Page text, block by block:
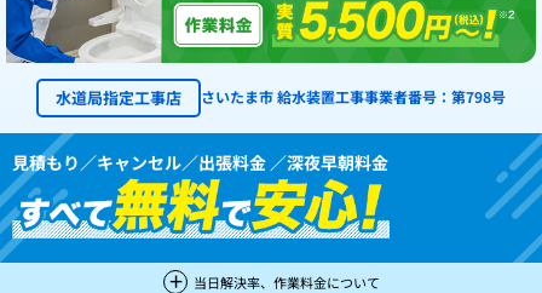
水道局指定工事店 さいたま市 給水装置工事事業者番号：第798号
見積もり／キャンセル／出張料金 ／深夜早朝料金
当日解決率、作業料金について